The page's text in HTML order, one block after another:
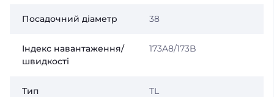
Посадочний діаметр 38
Індекс навантаження/
швидкості
173A8/173B
Тип TL